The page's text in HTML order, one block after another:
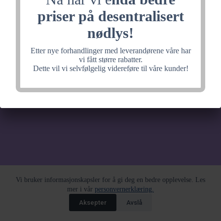
priser på desentralisert
nødlys!
Etter nye forhandlinger med leverandørene våre har
vi fått større rabatter.
Dette vil vi selvfølgelig videreføre til våre kunder!
Vi bruker informasjonskapsler for å gi deg en bedre opplevelse. Les
mer i vår personvernerklæring.
Aksepter
Avslå
noe fantastisk, velkommen
tilbake litt senere.